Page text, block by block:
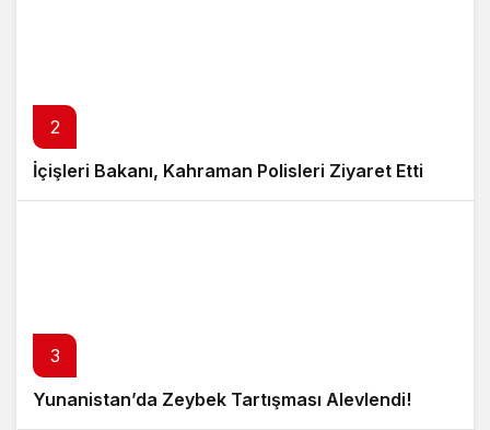
2
İçişleri Bakanı, Kahraman Polisleri Ziyaret Etti
3
Yunanistan’da Zeybek Tartışması Alevlendi!